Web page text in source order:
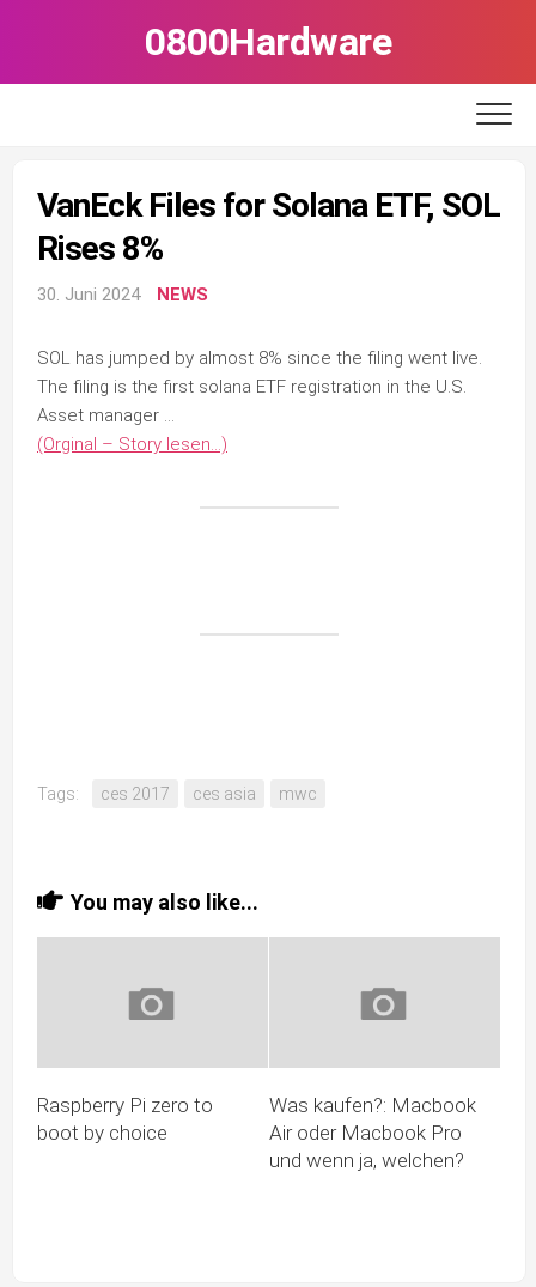
0800Hardware
VanEck Files for Solana ETF, SOL
Rises 8%
30. Juni 2024 NEWS
SOL has jumped by almost 8% since the filing went live.
The filing is the first solana ETF registration in the U.S.
Asset manager …
(Orginal – Story lesen…)
Tags: ces 2017 ces asia mwc
You may also like...
Raspberry Pi zero to
boot by choice
Was kaufen?: Macbook
Air oder Macbook Pro
und wenn ja, welchen?